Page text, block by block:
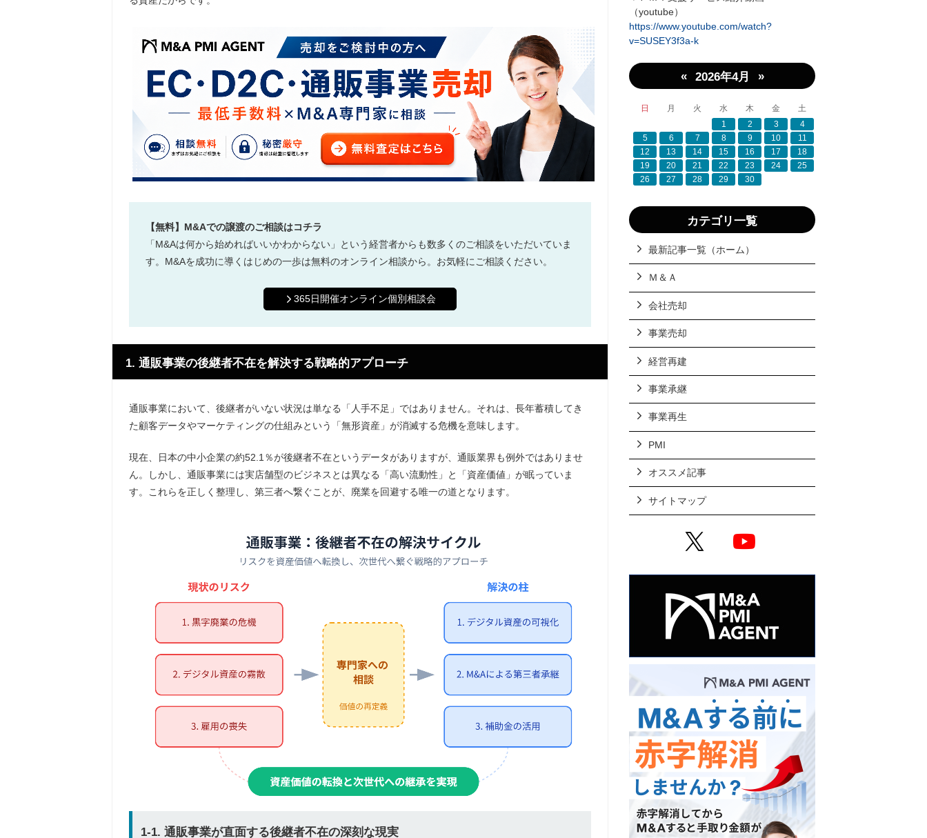
【無料】M&Aでの譲渡のご相談はコチラ
「M&Aは何から始めればいいかわからない」という経営者からも数多くのご相談をいただいていま
す。M&Aを成功に導くはじめの一歩は無料のオンライン相談から。お気軽にご相談ください。
365日開催オンライン個別相談会
1. 通販事業の後継者不在を解決する戦略的アプローチ
通販事業において、後継者がいない状況は単なる「人手不足」ではありません。それは、長年蓄積してき
た顧客データやマーケティングの仕組みという「無形資産」が消滅する危機を意味します。
現在、日本の中小企業の約52.1％が後継者不在というデータがありますが、通販業界も例外ではありませ
ん。しかし、通販事業には実店舗型のビジネスとは異なる「高い流動性」と「資産価値」が眠っていま
す。これらを正しく整理し、第三者へ繋ぐことが、廃業を回避する唯一の道となります。
1-1. 通販事業が直面する後継者不在の深刻な現実
（youtube）
https://www.youtube.com/watch?
v=SUSEY3f3a-k
« 2026年4月 »
日 月 火 水 木 金
土
1
2 3
4
5
6 7 8 9 10
11
12
13 14 15 16 17
18
19
20 21 22 23 24
25
26
27 28 29 30
カテゴリ一覧
最新記事一覧（ホーム）
Ｍ＆Ａ
会社売却
事業売却
経営再建
事業承継
事業再生
PMI
オススメ記事
サイトマップ
X